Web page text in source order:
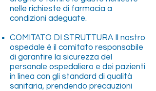
nelle richieste di farmacia a
condizioni adeguate.
COMITATO DI STRUTTURA Il nostro
ospedale è il comitato responsabile
di garantire la sicurezza del
personale ospedaliero e dei pazienti
in linea con gli standard di qualità
sanitaria, prendendo precauzioni